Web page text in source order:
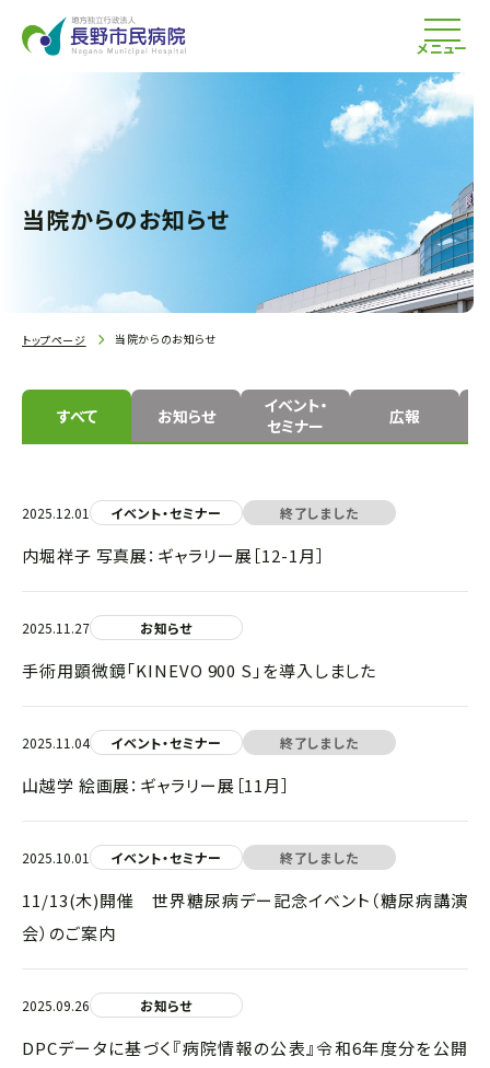
メニュー
当院からのお知らせ
トップページ 当院からのお知らせ
すべて お知らせ
イベント・
セミナー
広報
2025.12.01 イベント・セミナー 終了しました
内堀祥子 写真展：ギャラリー展［12-1月］
2025.11.27 お知らせ
手術用顕微鏡「KINEVO 900 S」を導入しました
2025.11.04 イベント・セミナー 終了しました
山越学 絵画展：ギャラリー展［11月］
2025.10.01 イベント・セミナー 終了しました
11/13(木)開催 世界糖尿病デー記念イベント（糖尿病講演
会）のご案内
2025.09.26 お知らせ
DPCデータに基づく『病院情報の公表』令和6年度分を公開